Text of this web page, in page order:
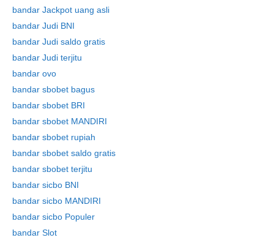
bandar Jackpot uang asli
bandar Judi BNI
bandar Judi saldo gratis
bandar Judi terjitu
bandar ovo
bandar sbobet bagus
bandar sbobet BRI
bandar sbobet MANDIRI
bandar sbobet rupiah
bandar sbobet saldo gratis
bandar sbobet terjitu
bandar sicbo BNI
bandar sicbo MANDIRI
bandar sicbo Populer
bandar Slot